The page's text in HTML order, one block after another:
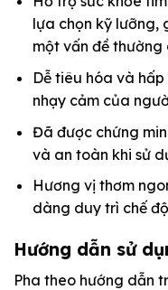
lựa chọn kỹ lưỡng,
một vấn đề
Dễ tiêu hóa và
nhạy cảm của
Đã được chứng
và an toàn khi sử
Hương vị thơm
dàng duy trì chế
Hướng dẫn sử
Pha theo hướng dẫn